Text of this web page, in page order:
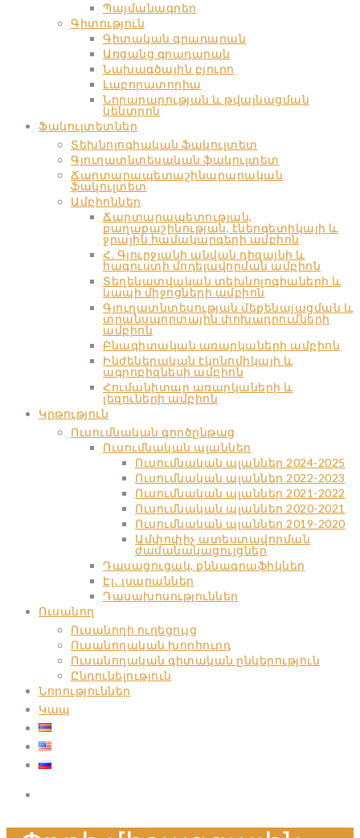
Պայմանագրեր
Գիտություն
Գիտական գրադարան
Առցանց գրադարան
Նախագծային բյուրո
Լաբորատորիա
Նորարարության և թվայնացման
կենտրոն
Ֆակուլտետներ
Տեխնոլոգիական ֆակուլտետ
Գյուղատնտեսական ֆակուլտետ
Ճարտարապետաշինարարական
ֆակուլտետ
Ամբիոններ
Ճարտարապետության,
քաղաքաշինության, էներգետիկայի և
ջրային համակարգերի ամբիոն
Հ. Գյուրջյանի անվան դիզայնի և
հագուստի մոդելավորման ամբիոն
Տեղեկատվական տեխնոլոգիաների և
կապի միջոցների ամբիոն
Գյուղատնտեսության մեքենայացման և
տրանսպորտային փոխադրումների
ամբիոն
Բնագիտական առարկաների ամբիոն
Ինժեներական էկոնոմիկայի և
ագրոբիզնեսի ամբիոն
Հումանիտար առարկաների և
լեզուների ամբիոն
Կրթություն
Ուսումնական գործընթաց
Ուսումնական պլաններ
Ուսումնական պլաններ 2024-2025
Ուսումնական պլաններ 2022-2023
Ուսումնական պլաններ 2021-2022
Ուսումնական պլաններ 2020-2021
Ուսումնական պլաններ 2019-2020
Ամփոփիչ ատեստավորման
ժամանակացույցներ
Դասացուցակ, քննագրաֆիկներ
Էլ․ լսարաններ
Դասախոսություններ
Ուսանող
Ուսանողի ուղեցույց
Ուսանողական խորհուրդ
Ուսանողական գիտական ընկերություն
Ընդունելություն
Նորություններ
Կապ